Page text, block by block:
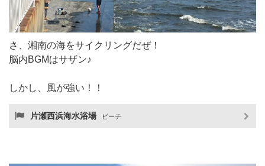
さ、湘南の海をサイクリングだぜ！
脳内BGMはサザン♪
しかし、風が強い！！
片瀬西浜海水浴場 ビーチ